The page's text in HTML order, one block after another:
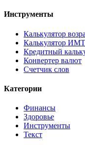
Инструменты
Калькулятор
Калькулятор ИМТ
Кредитный
Конвертер валют
Счетчик слов
Категории
Финансы
Здоровье
Инструменты
Текст